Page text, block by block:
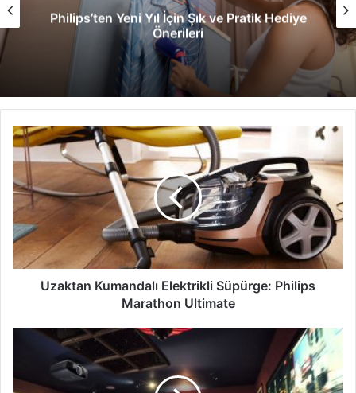
Philips’ten Yeni Yıl İçin Şık ve Pratik Hediye
Önerileri
Uzaktan
Kumandalı
Elektrikli
Süpürge:
Philips
Marathon
Ultimate
Uzaktan Kumandalı Elektrikli Süpürge: Philips
Marathon Ultimate
projektörüne
4K